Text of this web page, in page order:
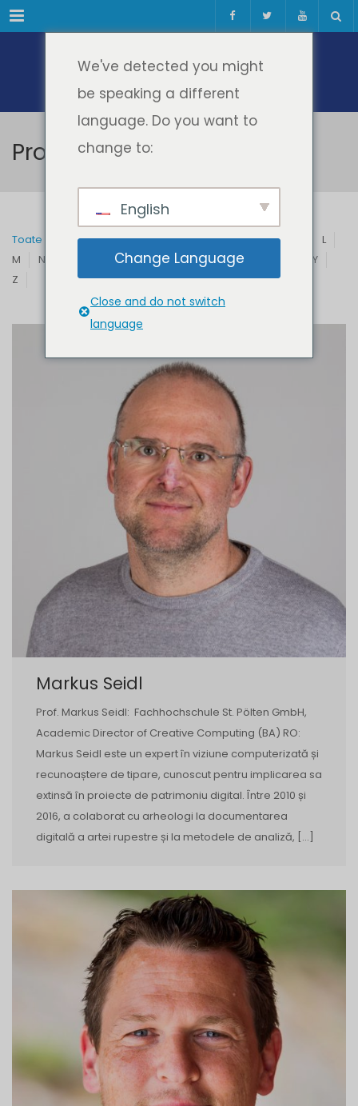
Meniul
Profesori & Invitați
Toate B C D E F G H I J
L
M
N Q R S T U V
Y
Z
Markus Seidl
Prof. Markus Seidl: Fachhochschule St. Pölten GmbH,
Academic Director of Creative Computing (BA) RO:
Markus Seidl este un expert în viziune computerizată și
recunoaștere de tipare, cunoscut pentru implicarea sa
extinsă în proiecte de patrimoniu digital. Între 2010 și
2016, a colaborat cu arheologi la documentarea
digitală a artei rupestre și la metodele de analiză, […]
We've detected you might
be speaking a different
language. Do you want to
change to:
English
Change Language
Close and do not switch
language